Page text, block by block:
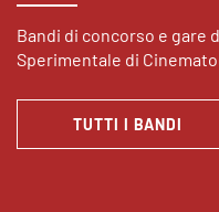
Bandi di concorso e gare
Sperimentale di
TUTTI I BANDI